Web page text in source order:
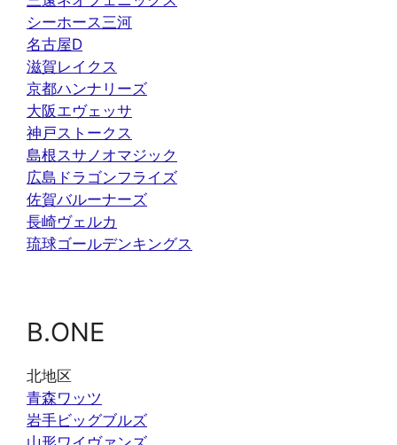
シーホース三河
名古屋D
滋賀レイクス
京都ハンナリーズ
大阪エヴェッサ
神戸ストークス
島根スサノオマジック
広島ドラゴンフライズ
佐賀バルーナーズ
長崎ヴェルカ
琉球ゴールデンキングス
B.ONE
北地区
青森ワッツ
岩手ビッグブルズ